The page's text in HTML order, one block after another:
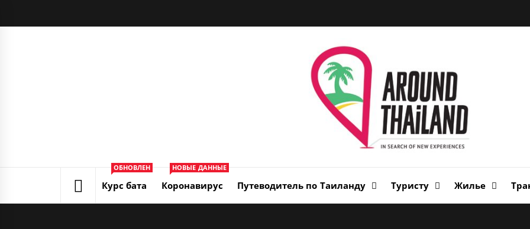
Курс бата
ОБНОВЛЕН
Коронавирус
НОВЫЕ ДАННЫЕ
Путеводитель по Таиланду Туристу Жилье